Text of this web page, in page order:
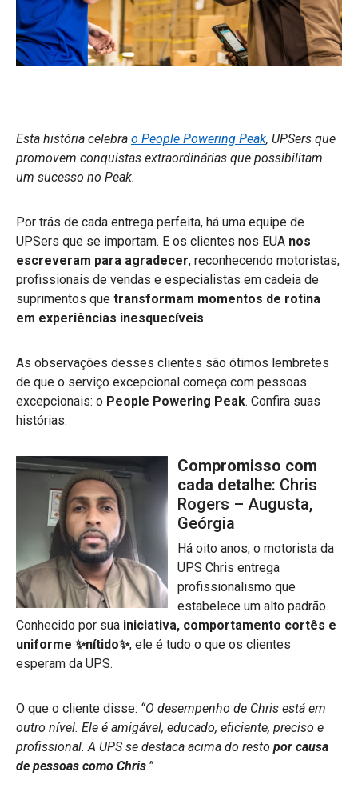
Esta história celebra o People Powering Peak, UPSers que
promovem conquistas extraordinárias que possibilitam
um sucesso no Peak.
Por trás de cada entrega perfeita, há uma equipe de
UPSers que se importam. E os clientes nos EUA nos
escreveram para agradecer, reconhecendo motoristas,
profissionais de vendas e especialistas em cadeia de
suprimentos que transformam momentos de rotina
em experiências inesquecíveis.
As observações desses clientes são ótimos lembretes
de que o serviço excepcional começa com pessoas
excepcionais: o People Powering Peak. Confira suas
histórias:
Compromisso com
cada detalhe: Chris
Rogers – Augusta,
Geórgia
Há oito anos, o motorista da
UPS Chris entrega
profissionalismo que
estabelece um alto padrão.
Conhecido por sua iniciativa, comportamento cortês e
uniforme ✨nítido✨, ele é tudo o que os clientes
esperam da UPS.
O que o cliente disse: “O desempenho de Chris está em
outro nível. Ele é amigável, educado, eficiente, preciso e
profissional. A UPS se destaca acima do resto por causa
de pessoas como Chris.”